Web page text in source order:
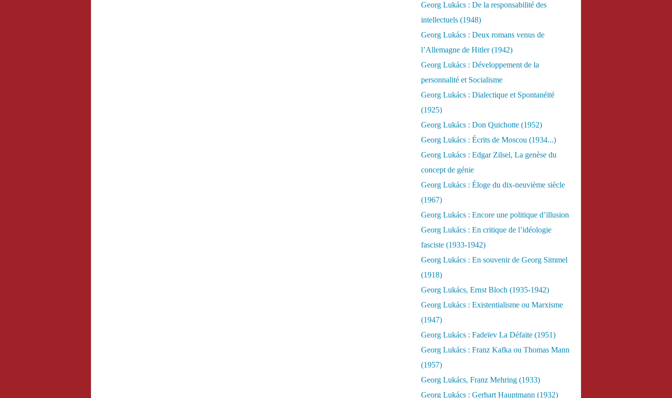
Georg Lukács : De la responsabilité des
intellectuels (1948)
Georg Lukács : Deux romans venus de
l’Allemagne de Hitler (1942)
Georg Lukács : Développement de la
personnalité et Socialisme
Georg Lukács : Dialectique et Spontanéité
(1925)
Georg Lukács : Don Quichotte (1952)
Georg Lukács : Écrits de Moscou (1934...)
Georg Lukács : Edgar Zilsel, La genèse du
concept de génie
Georg Lukács : Éloge du dix-neuvième siècle
(1967)
Georg Lukács : Encore une politique d’illusion
Georg Lukács : En critique de l’idéologie
fasciste (1933-1942)
Georg Lukács : En souvenir de Georg Simmel
(1918)
Georg Lukács, Ernst Bloch (1935-1942)
Georg Lukács : Existentialisme ou Marxisme
(1947)
Georg Lukács : Fadeïev La Défaite (1951)
Georg Lukács : Franz Kafka ou Thomas Mann
(1957)
Georg Lukács, Franz Mehring (1933)
Georg Lukács : Gerhart Hauptmann (1932)